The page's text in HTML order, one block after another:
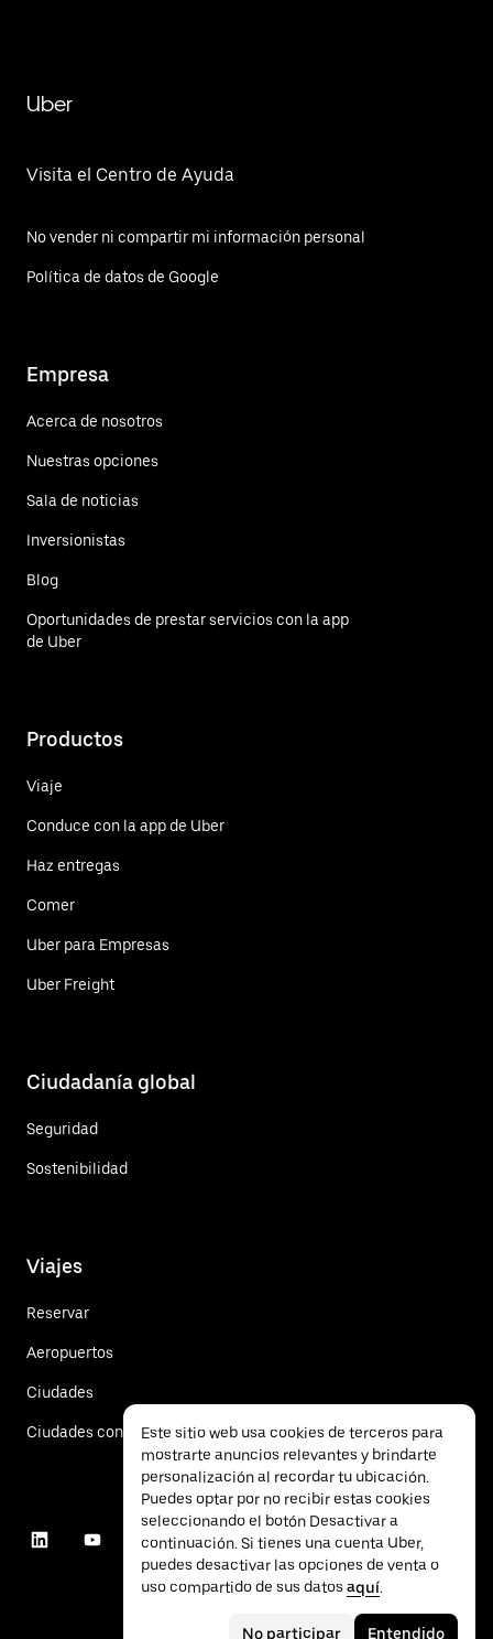
Uber
Visita el Centro de Ayuda
No vender ni compartir mi información personal
Política de datos de Google
Empresa
Acerca de nosotros
Nuestras opciones
Sala de noticias
Inversionistas
Blog
Oportunidades de prestar servicios con la app
de Uber
Productos
Viaje
Conduce con la app de Uber
Haz entregas
Comer
Uber para Empresas
Uber Freight
Ciudadanía global
Seguridad
Sostenibilidad
Viajes
Reservar
Aeropuertos
Ciudades
Ciudades con renta de vehículosEste sitio web usa cookies de terceros para
mostrarte anuncios relevantes y brindarte
personalización al recordar tu ubicación.
Puedes optar por no recibir estas cookies
seleccionando el botón Desactivar a
continuación. Si tienes una cuenta Uber,
puedes desactivar las opciones de venta o
uso compartido de sus datos aquí.
No participar Entendido